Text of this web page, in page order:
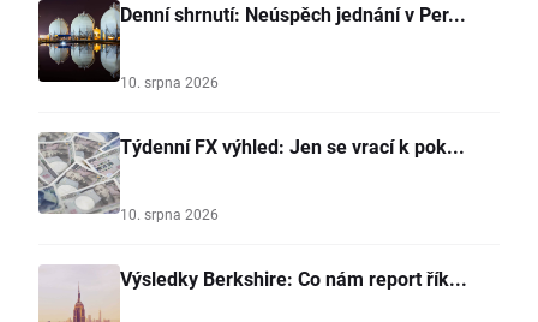
Denní shrnutí: Neúspěch jednání v Per...
10. srpna 2026
Týdenní FX výhled: Jen se vrací k pok...
10. srpna 2026
Výsledky Berkshire: Co nám report řík...